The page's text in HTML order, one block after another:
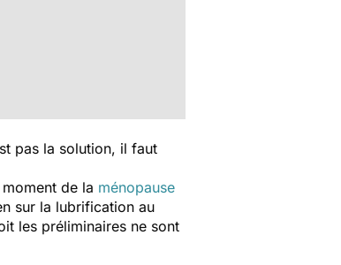
pas la solution, il faut
de la ménopause
sur la lubrification au
les préliminaires ne sont